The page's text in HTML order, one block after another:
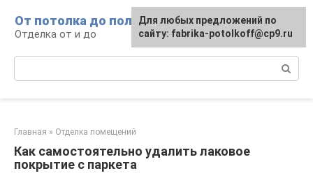
контенту
От потолка до пола
Отделка от и до
Главная » Отделка помещений
Как самостоятельно удалить лаковое
покрытие с паркета
Для любых предложений по
сайту: fabrika-potolkoff@cp9.ru